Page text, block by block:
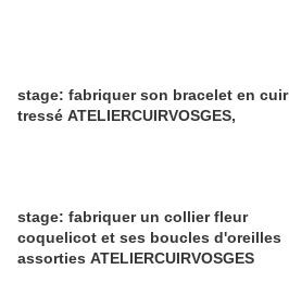
stage: fabriquer son bracelet en cuir
tressé ATELIERCUIRVOSGES,
stage: fabriquer un collier fleur
coquelicot et ses boucles d'oreilles
assorties ATELIERCUIRVOSGES